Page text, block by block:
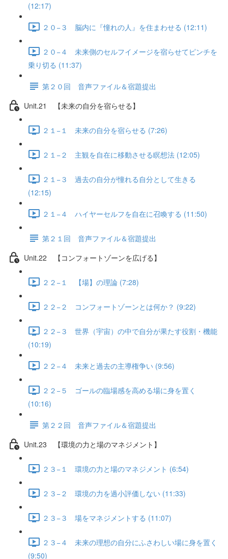
(12:17)
２０−３ 脳内に『憧れの人』を住まわせる (12:11)
２０−４ 未来側のセルフイメージを宿らせてピンチを
乗り切る (11:37)
第２０回 音声ファイル＆宿題提出
Unit.21 【未来の自分を宿らせる】
２１−１ 未来の自分を宿らせる (7:26)
２１−２ 主観を自在に移動させる瞑想法 (12:05)
２１−３ 過去の自分が憧れる自分として生きる
(12:15)
２１−４ ハイヤーセルフを自在に召喚する (11:50)
第２１回 音声ファイル＆宿題提出
Unit.22 【コンフォートゾーンを広げる】
２２−１ 【場】の理論 (7:28)
２２−２ コンフォートゾーンとは何か？ (9:22)
２２−３ 世界（宇宙）の中で自分が果たす役割・機能
(10:19)
２２−４ 未来と過去の主導権争い (9:56)
２２−５ ゴールの臨場感を高める場に身を置く
(10:16)
第２２回 音声ファイル＆宿題提出
Unit.23 【環境の力と場のマネジメント】
２３−１ 環境の力と場のマネジメント (6:54)
２３−２ 環境の力を過小評価しない (11:33)
２３−３ 場をマネジメントする (11:07)
２３−４ 未来の理想の自分にふさわしい場に身を置く
(9:50)